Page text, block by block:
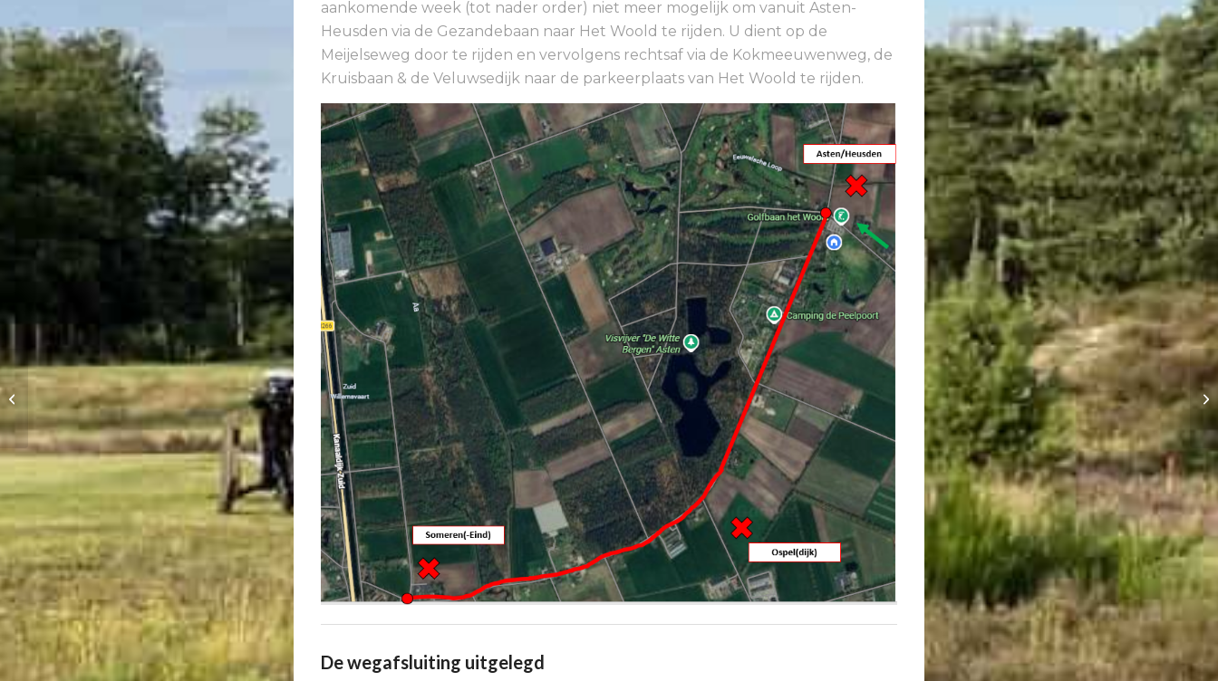
aankomende week (tot nader order) niet meer mogelijk om vanuit Asten-
Heusden via de Gezandebaan naar Het Woold te rijden. U dient op de
Meijelseweg door te rijden en vervolgens rechtsaf via de Kokmeeuwenweg, de
Kruisbaan & de Veluwsedijk naar de parkeerplaats van Het Woold te rijden.
De wegafsluiting uitgelegd
Wedstrijd om de
Dolly Veldman
Handicart Bokaal
2026